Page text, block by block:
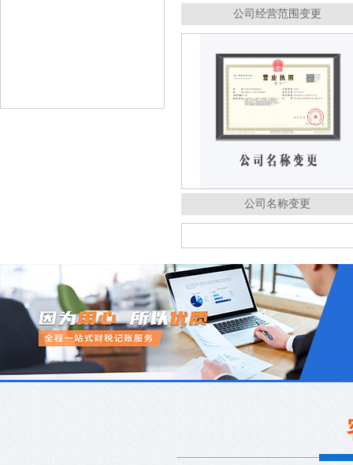
公司经营范围变更
公司名称变更